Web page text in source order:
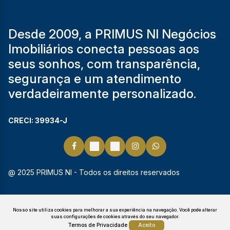
Nosso site utiliza cookies para melhorar a sua experiência na navegação. Você pode alterar
suas configurações de cookies através do seu navegador.
Termos de Privacidade Aceito
Desde 2009, a PRIMUS NI Negócios
Imobiliários conecta pessoas aos
seus sonhos, com transparência,
segurança e um atendimento
verdadeiramente personalizado.
CRECI: 39934-J
@ 2025 PRIMUS NI - Todos os direitos reservados